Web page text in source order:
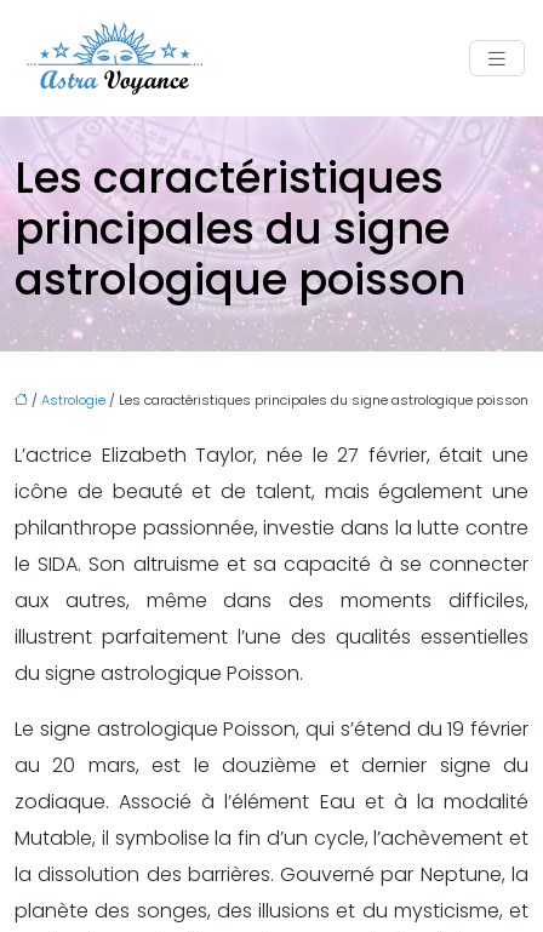
Les caractéristiques
principales du signe
astrologique poisson
/Astrologie / Les caractéristiques principales du signe astrologique poisson
L’actrice Elizabeth Taylor, née le 27 février, était une
icône de beauté et de talent, mais également une
philanthrope passionnée, investie dans la lutte contre
le SIDA. Son altruisme et sa capacité à se connecter
aux autres, même dans des moments difficiles,
illustrent parfaitement l’une des qualités essentielles
du signe astrologique Poisson.
Le signe astrologique Poisson, qui s’étend du 19 février
au 20 mars, est le douzième et dernier signe du
zodiaque. Associé à l’élément Eau et à la modalité
Mutable, il symbolise la fin d’un cycle, l’achèvement et
la dissolution des barrières. Gouverné par Neptune, la
planète des songes, des illusions et du mysticisme, et